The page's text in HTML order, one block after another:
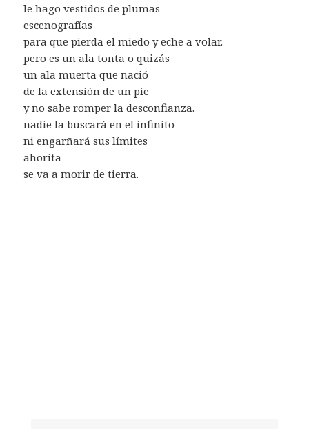
le hago vestidos de plumas
escenografías
para que pierda el miedo y eche a volar.
pero es un ala tonta o quizás
un ala muerta que nació
de la extensión de un pie
y no sabe romper la desconfianza.
nadie la buscará en el infinito
ni engarñará sus límites
ahorita
se va a morir de tierra.